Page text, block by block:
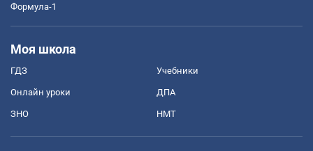
Формула-1
Моя школа
ГДЗ Учебники
Онлайн уроки ДПА
ЗНО НМТ